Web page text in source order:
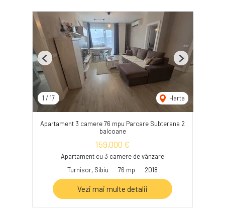
1 / 17 Harta
Previous Next
Apartament 3 camere 76 mpu Parcare Subterana 2
balcoane
159,000 €
Apartament cu 3 camere de vânzare
Turnisor, Sibiu
76 mp 2018
Vezi mai multe detalii